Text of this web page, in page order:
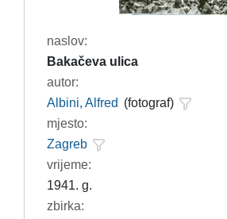
naslov:
Bakačeva ulica
autor:
Albini, Alfred (fotograf)
mjesto:
Zagreb
vrijeme:
1941. g.
zbirka: